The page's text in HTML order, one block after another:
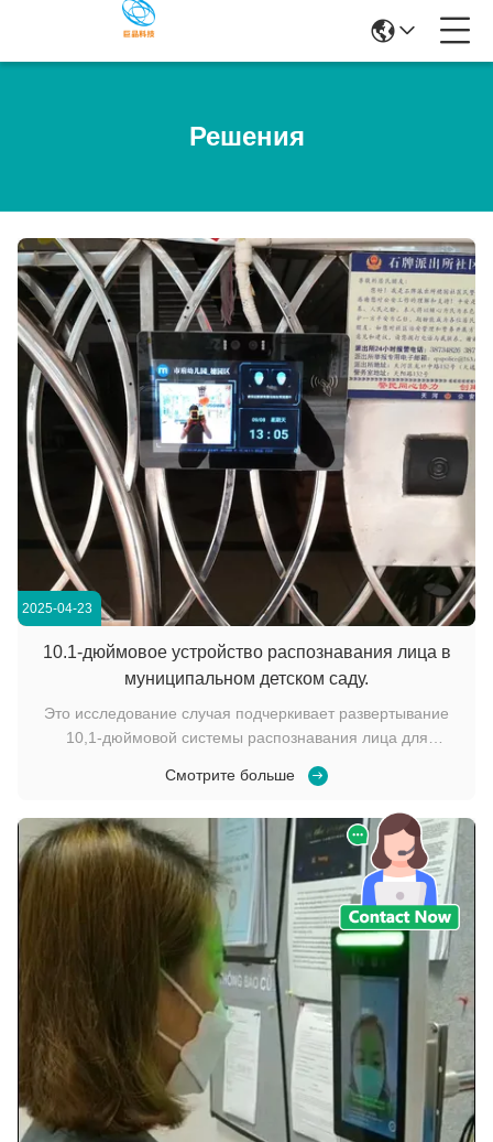
Решения
2025-04-23
10.1-дюймовое устройство распознавания лица в
муниципальном детском саду.
Это исследование случая подчеркивает развертывание
10,1-дюймовой системы распознавания лица для
установленное на входах в детские сады и в воротах
жилых домов, служит важным инструментом для
повышения безопасности, оптимизации управления
посещаемост...
Смотрите больше